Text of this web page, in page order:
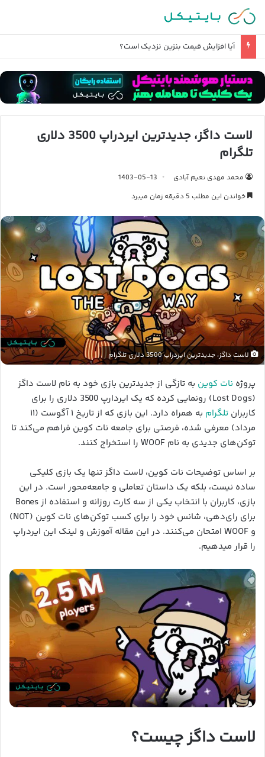
احتمال حمله زمینی آمریکا و تصرف خارک چقدر است؟
لاست داگز، جدیدترین ایردراپ 3500 دلاری
تلگرام
محمد مهدی نعیم آبادی
1403-05-13
خواندن این مطلب 5 دقیقه زمان میبرد
لاست داگز، جدیدترین ایردراپ 3500 دلاری تلگرام
پروژه نات کوین به تازگی از جدیدترین بازی خود به نام لاست داگز
(Lost Dogs) رونمایی کرده که یک ایردارپ 3500 دلاری را برای
کاربران تلگرام
به همراه دارد. این بازی که از تاریخ ۱ آگوست (۱۱
مرداد) معرفی شده، فرصتی برای جامعه نات کوین فراهم می‌کند تا
توکن‌های جدیدی به نام WOOF را استخراج کنند.
بر اساس توضیحات نات کوین، لاست داگز تنها یک بازی کلیکی
ساده نیست، بلکه یک داستان تعاملی و جامعه‌محور است. در این
بازی، کاربران با انتخاب یکی از سه کارت روزانه و استفاده از Bones
برای رای‌دهی، شانس خود را برای کسب توکن‌های نات کوین (NOT)
و WOOF امتحان می‌کنند. در این مقاله آموزش و لینک این ایردراپ
را قرار میدهیم.
لاست داگز چیست؟